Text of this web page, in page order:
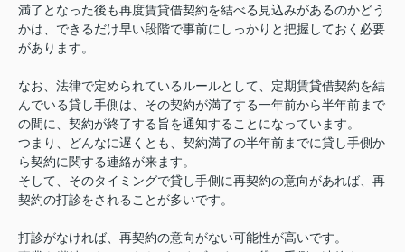
満了となった後も再度賃貸借契約を結べる見込みがあるのかどう
かは、できるだけ早い段階で事前にしっかりと把握しておく必要
があります。
なお、法律で定められているルールとして、定期賃貸借契約を結
んでいる貸し手側は、その契約が満了する一年前から半年前まで
の間に、契約が終了する旨を通知することになっています。
つまり、どんなに遅くとも、契約満了の半年前までに貸し手側か
ら契約に関する連絡が来ます。
そして、そのタイミングで貸し手側に再契約の意向があれば、再
契約の打診をされることが多いです。
打診がなければ、再契約の意向がない可能性が高いです。